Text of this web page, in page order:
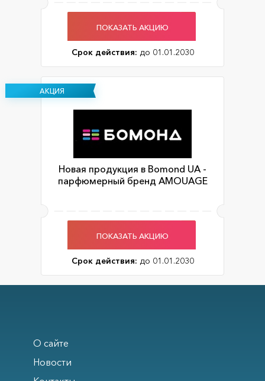
ПОКАЗАТЬ АКЦИЮ
Срок действия: до 01.01.2030
АКЦИЯ
Новая продукция в Bomond UA -
парфюмерный бренд AMOUAGE
ПОКАЗАТЬ АКЦИЮ
Срок действия: до 01.01.2030
О сайте
Новости